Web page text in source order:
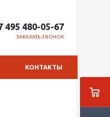
495 480-05-67
ЗАКАЗАТЬ ЗВОНОК
КОНТАКТЫ